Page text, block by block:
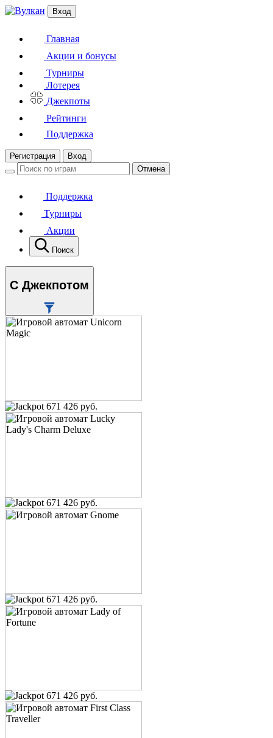
Вход
Главная
Акции и бонусы
Турниры
Лотерея
Джекпоты
Рейтинги
Поддержка
Регистрация
Вход
Отмена
Поддержка
Турниры
Акции
Поиск
С Джекпотом
671 426 руб.
671 426 руб.
671 426 руб.
671 426 руб.